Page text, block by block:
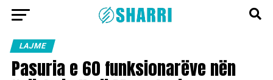
LAJME
Pasuria e 60 funksionarëve nën